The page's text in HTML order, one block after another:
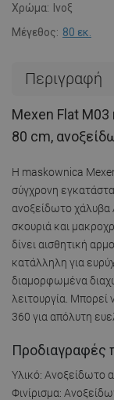
Χρώμα: Ινοξ
Μέγεθος: 80 εκ.
Περιγραφή
Mexen Flat Μ03
80 cm,
Η maskownica
σύγχρονη
ανοξείδωτο χάλυβα
σκουριά και
δίνει αισθητική
κατάλληλη για
διαμορφωμένα
λειτουργία. Μπορεί
360 για απόλυτη
Προδιαγραφές
Υλικό: Ανοξείδωτο
Φινίρισμα: